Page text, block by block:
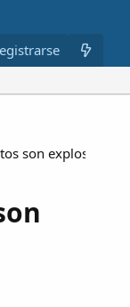
son explosivos